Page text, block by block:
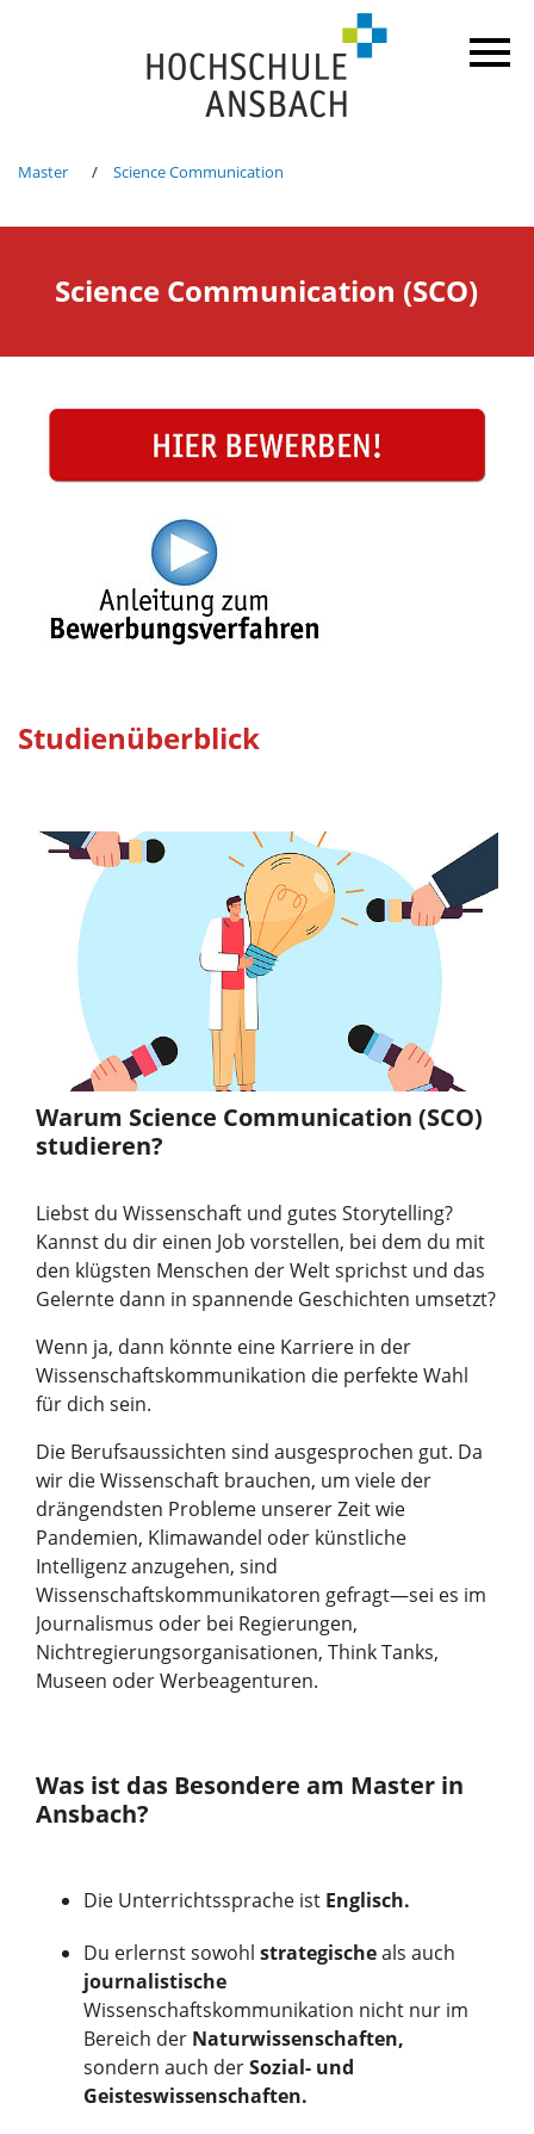
Master Science Communication
Science Communication (SCO)
Studienüberblick
Warum Science Communication (SCO)
studieren?
Liebst du Wissenschaft und gutes Storytelling?
Kannst du dir einen Job vorstellen, bei dem du mit
den klügsten Menschen der Welt sprichst und das
Gelernte dann in spannende Geschichten umsetzt?
Wenn ja, dann könnte eine Karriere in der
Wissenschaftskommunikation die perfekte Wahl
für dich sein.
Die Berufsaussichten sind ausgesprochen gut. Da
wir die Wissenschaft brauchen, um viele der
drängendsten Probleme unserer Zeit wie
Pandemien, Klimawandel oder künstliche
Intelligenz anzugehen, sind
Wissenschaftskommunikatoren gefragt—sei es im
Journalismus oder bei Regierungen,
Nichtregierungsorganisationen, Think Tanks,
Museen oder Werbeagenturen.
Was ist das Besondere am Master in
Ansbach?
Die Unterrichtssprache ist Englisch.
Du erlernst sowohl strategischeals auch
journalistische
Wissenschaftskommunikation nicht nur im
Bereich der Naturwissenschaften,
sondern auch derSozial- und
Geisteswissenschaften.